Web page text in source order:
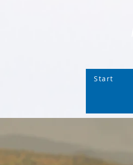
Start